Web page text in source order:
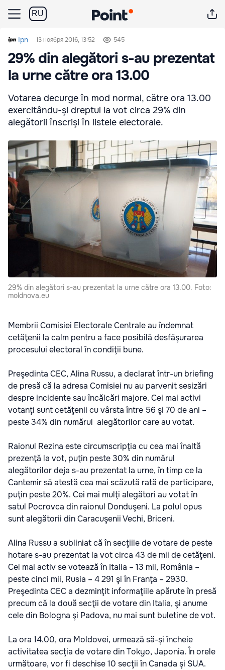
RU
Ipn 13 ноября 2016, 13:52 545
29% din alegători s-au prezentat
la urne către ora 13.00
Votarea decurge în mod normal, către ora 13.00
exercitându-şi dreptul la vot circa 29% din
alegătorii înscrişi în listele electorale.
29% din alegători s-au prezentat la urne către ora 13.00. Foto:
moldnova.eu
Membrii Comisiei Electorale Centrale au îndemnat
cetăţenii la calm pentru a face posibilă desfăşurarea
procesului electoral în condiţii bune.
Preşedinta CEC, Alina Russu, a declarat într-un briefing
de presă că la adresa Comisiei nu au parvenit sesizări
despre incidente sau încălcări majore. Cei mai activi
votanţi sunt cetăţenii cu vârsta între 56 şi 70 de ani –
peste 34% din numărul alegătorilor care au votat.
Raionul Rezina este circumscripţia cu cea mai înaltă
prezenţă la vot, puţin peste 30% din numărul
alegătorilor deja s-au prezentat la urne, în timp ce la
Cantemir să atestă cea mai scăzută rată de participare,
puţin peste 20%. Cei mai mulţi alegători au votat în
satul Pocrovca din raionul Donduşeni. La polul opus
sunt alegătorii din Caracuşenii Vechi, Briceni.
Alina Russu a subliniat că în secţiile de votare de peste
hotare s-au prezentat la vot circa 43 de mii de cetăţeni.
Cel mai activ se votează în Italia – 13 mii, România –
peste cinci mii, Rusia – 4 291 şi în Franţa – 2930.
Preşedinta CEC a dezminţit informaţiile apărute în presă
precum că la două secţii de votare din Italia, şi anume
cele din Bologna şi Padova, nu mai sunt buletine de vot.
La ora 14.00, ora Moldovei, urmează să-şi încheie
activitatea secţia de votare din Tokyo, Japonia. În orele
următoare, vor fi deschise 10 secţii în Canada şi SUA.